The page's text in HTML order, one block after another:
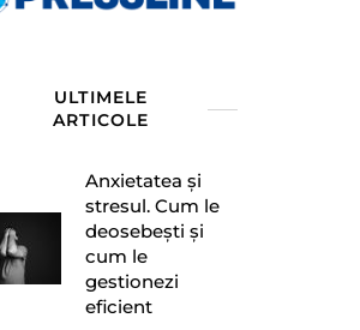
ULTIMELE
ARTICOLE
Anxietatea și
stresul. Cum le
deosebești și
cum le
gestionezi
eficient